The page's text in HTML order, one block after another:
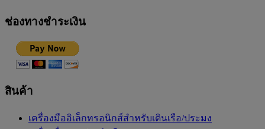
ช่องทางชำระเงิน
สินค้า
เครื่องมืออิเล็กทรอนิกส์สำหรับเดินเรือ/ประมง